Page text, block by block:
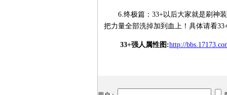
6.终极篇：33+以后大家就是刷神装
把力量全部洗掉加到血上！具体请看
33+强人属性图:http://